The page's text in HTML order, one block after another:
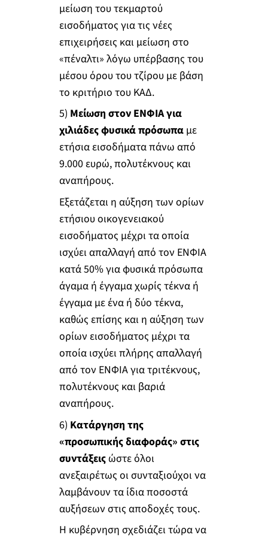
μείωση του τεκμαρτού
εισοδήματος για τις νέες
επιχειρήσεις και μείωση στο
«πέναλτι» λόγω υπέρβασης του
μέσου όρου του τζίρου με βάση
το κριτήριο του ΚΑΔ.
5) Μείωση στον ΕΝΦΙΑ για
χιλιάδες φυσικά πρόσωπαμε
ετήσια εισοδήματα πάνω από
9.000 ευρώ, πολυτέκνους και
αναπήρους.
Εξετάζεται η αύξηση των ορίων
ετήσιου οικογενειακού
εισοδήματος μέχρι τα οποία
ισχύει απαλλαγή από τον ΕΝΦΙΑ
κατά 50% για φυσικά πρόσωπα
άγαμα ή έγγαμα χωρίς τέκνα ή
έγγαμα με ένα ή δύο τέκνα,
καθώς επίσης και η αύξηση των
ορίων εισοδήματος μέχρι τα
οποία ισχύει πλήρης απαλλαγή
από τον ΕΝΦΙΑ για τριτέκνους,
πολυτέκνους και βαριά
αναπήρους.
6) Κατάργηση της
«προσωπικής διαφοράς» στις
συντάξειςώστε όλοι
ανεξαιρέτως οι συνταξιούχοι να
λαμβάνουν τα ίδια ποσοστά
αυξήσεων στις αποδοχές τους.
Η κυβέρνηση σχεδιάζει τώρα να